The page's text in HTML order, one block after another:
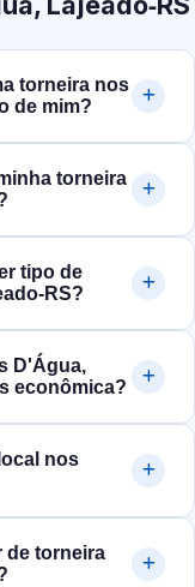
torneira nos
de mim?
torneira
tipo de
D'Água,
econômica?
nos
de torneira